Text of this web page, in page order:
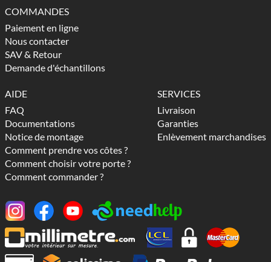
COMMANDES
Paiement en ligne
Nous contacter
SAV & Retour
Demande d'échantillons
AIDE
FAQ
Documentations
Notice de montage
Comment prendre vos côtes ?
Comment choisir votre porte ?
Comment commander ?
SERVICES
Livraison
Garanties
Enlèvement marchandises